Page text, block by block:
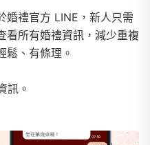
婚禮官方 LINE，新人只需
看所有婚禮資訊，減少重複
鬆、有條理。
訊。